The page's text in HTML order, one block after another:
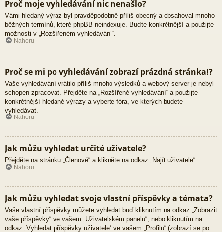
Proč moje vyhledávání nic nenašlo?
Vámi hledaný výraz byl pravděpodobně příliš obecný a obsahoval mnoho
běžných termínů, které phpBB neindexuje. Buďte konkrétnější a použijte
možnosti v „Rozšířeném vyhledávání“.
Nahoru
Proč se mi po vyhledávání zobrazí prázdná stránka!?
Vaše vyhledávání vrátilo příliš mnoho výsledků a webový server je nebyl
schopen zpracovat. Přejděte na „Rozšířené vyhledávání“ a použijte
konkrétnější hledané výrazy a vyberte fóra, ve kterých budete
vyhledávat.
Nahoru
Jak můžu vyhledat určité uživatele?
Přejděte na stránku „Členové“ a klikněte na odkaz „Najít uživatele“.
Nahoru
Jak můžu vyhledat svoje vlastní příspěvky a témata?
Vaše vlastní příspěvky můžete vyhledat buď kliknutím na odkaz „Zobrazit
vaše příspěvky“ ve vašem „Uživatelském panelu“, nebo kliknutím na
odkaz „Vyhledat příspěvky uživatele“ ve vašem „Profilu“ (zobrazí se po